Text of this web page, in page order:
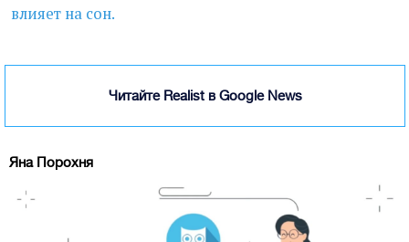
влияет на сон.
Читайте Realist в Google News
Яна Порохня